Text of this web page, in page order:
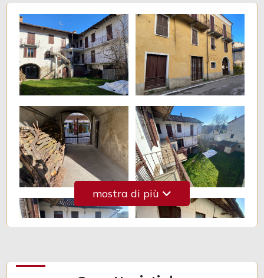
mostra di più
1
2
3
4
5
5+